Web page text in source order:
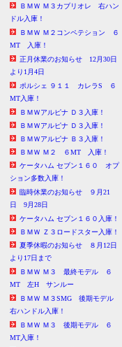
ＢＭＷ Ｍ３カブリオレ 右ハン
ドル入庫！
ＢＭＷ Ｍ２コンペテション ６
MT 入庫！
正月休業のお知らせ 12月30日
より1月4日
ポルシェ ９１１ カレラS ６
MT入庫！
ＢＭＷアルピナ Ｄ３入庫！
ＢＭＷアルピナ Ｄ３入庫！
ＢＭＷアルピナ Ｂ３入庫！
ＢＭＷ Ｍ２ ６MT 入庫！
ケータハム セブン１６０ オプ
ション多数入庫！
臨時休業のお知らせ ９月21
日 9月28日
ケータハム セブン１６０入庫！
ＢＭＷ Ｚ３ロードスター入庫！
夏季休暇のお知らせ ８月12日
より17日まで
ＢＭＷ Ｍ３ 最終モデル ６
MT 左H サンルー
ＢＭＷ Ｍ３SMG 後期モデル
右ハンドル入庫！
ＢＭＷ Ｍ３ 後期モデル ６
MT入庫！